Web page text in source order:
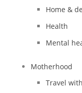
Home &
Health
Mental
Motherhood
Travel